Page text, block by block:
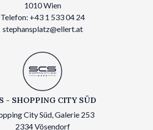
1010 Wien
Telefon: +43 1 533 04 24
stephansplatz@ellert.at
- SHOPPING CITY SÜD
City Süd, Galerie 253
2334 Vösendorf